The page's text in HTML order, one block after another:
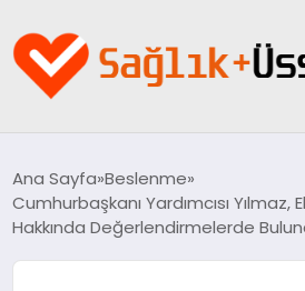
YAŞAM
Ana Sayfa Beslenme
Cumhurbaşkanı Yardımcısı
Hakkında Değerlendirmelerde